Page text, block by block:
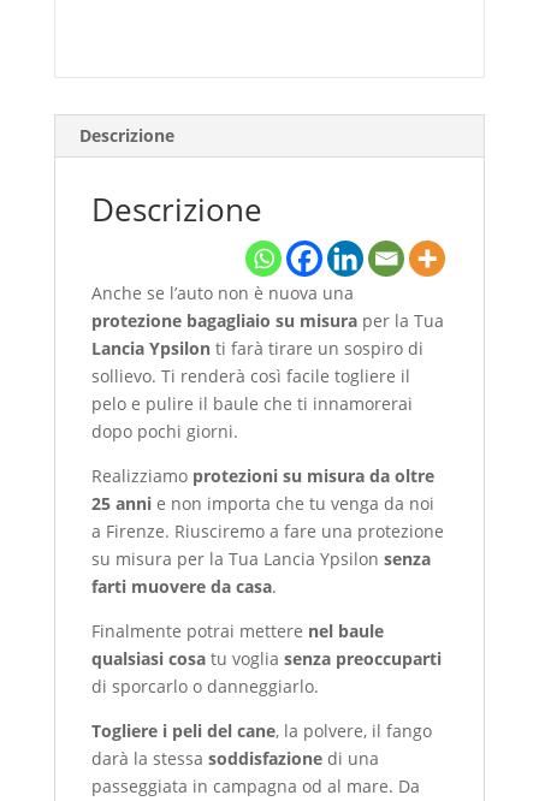
Descrizione
Descrizione
Anche se l’auto non è nuova una
protezione bagagliaio su misuraper la Tua
Lancia Ypsilonti farà tirare un sospiro di
sollievo. Ti renderà così facile togliere il
pelo e pulire il baule che ti innamorerai
dopo pochi giorni.
Realizziamo protezioni su misura da oltre
25 annie non importa che tu venga da noi
a Firenze. Riusciremo a fare una protezione
su misura per la Tua Lancia Ypsilon senza
farti muovere da casa.
Finalmente potrai mettere nel baule
qualsiasi cosatu voglia senza preoccuparti
di sporcarlo o danneggiarlo.
Togliere i peli del cane, la polvere, il fango
darà la stessa soddisfazionedi una
passeggiata in campagna od al mare. Da